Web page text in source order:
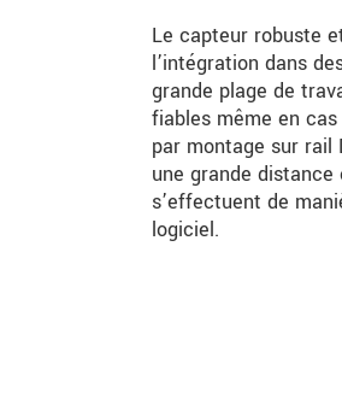
Le capteur robuste
l’intégration dans
grande plage de
fiables même en
par montage sur rail
une grande
s’effectuent de
logiciel.